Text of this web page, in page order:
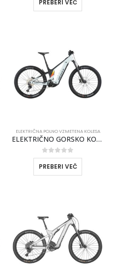
PREBERI VEČ
ELEKTRIČNA POLNO VZMETENA KOLESA
ELEKTRIČNO GORSKO KOLO SCOTT PATRON 930 2026 Kumulus bela/Črna
0out of 5
PREBERI VEČ